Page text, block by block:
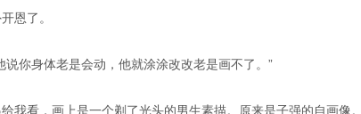
恩了。
你身体老是会动，他就涂涂改改老是画不了。”
我看，画上是一个剃了光头的男生素描。原来是子强的自画像。